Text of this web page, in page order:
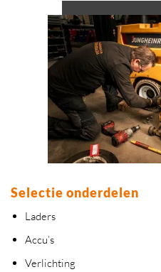
Selectie onderdelen
Laders
Accu’s
Verlichting